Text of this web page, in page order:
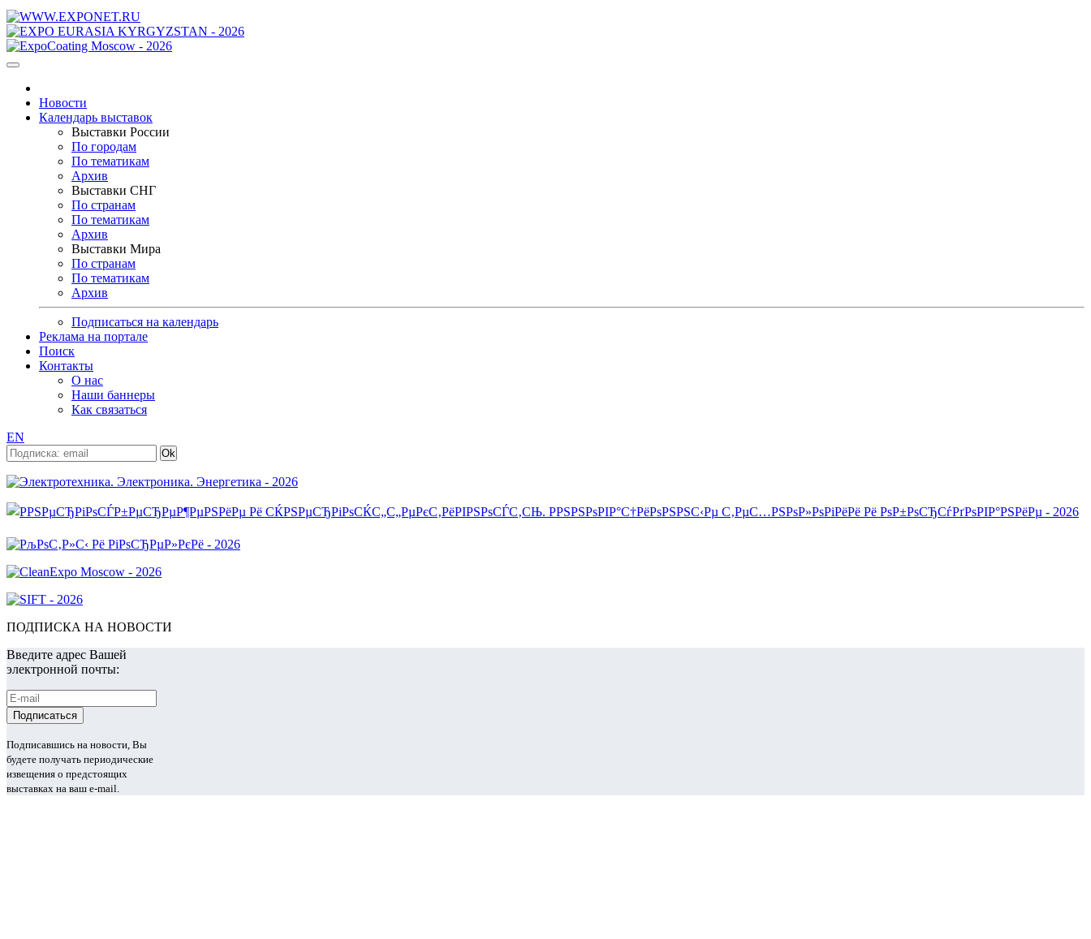
Новости
Календарь выставок
Выставки России
По городам
По тематикам
Архив
Выставки СНГ
По странам
По тематикам
Архив
Выставки Мира
По странам
По тематикам
Архив
Подписаться на календарь
Реклама на портале
Поиск
Контакты
О нас
Наши баннеры
Как связаться
EN
ПОДПИСКА НА НОВОСТИ
Введите адрес Вашей
электронной почты:
Подписавшись на новости, Вы
будете получать периодические
извещения о предстоящих
выставках на ваш e-mail.